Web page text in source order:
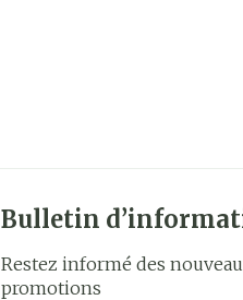
Bulletin
Restez informé des
promotions